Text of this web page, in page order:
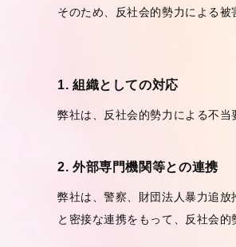
そのため、反社会的勢力による被
1. 組織としての対応
弊社は、反社会的勢力による不当
2. 外部専門機関等との連携
弊社は、警察、財団法人暴力追
と密接な連携をもって、反社会的